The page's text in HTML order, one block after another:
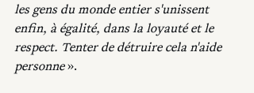
les gens du monde entier s'unissent
enfin, à égalité, dans la loyauté et le
respect. Tenter de détruire cela n'aide
personne ».